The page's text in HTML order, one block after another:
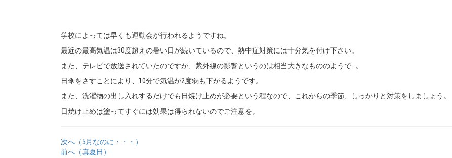
学校によっては早くも運動会が行われるようですね。
最近の最高気温は30度超えの暑い日が続いているので、熱中症対策には十分気を付け下さい。
また、テレビで放送されていたのですが、紫外線の影響というのは相当大きなもののようで…。
日傘をさすことにより、10分で気温が2度弱も下がるようです。
また、洗濯物の出し入れするだけでも日焼け止めが必要という程なので、これからの季節、しっかりと対策をしましょう。
日焼け止めは塗ってすぐには効果は得られないのでご注意を。
次へ（5月なのに・・・）
前へ（真夏日）